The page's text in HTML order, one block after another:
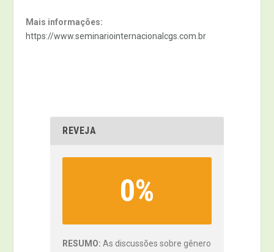
Mais informações:
https://www.seminariointernacionalcgs.com.br
REVEJA
0%
RESUMO As discussões sobre gênero